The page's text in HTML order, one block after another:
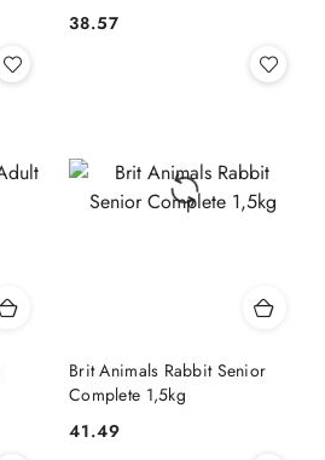
Cena:
38.57
Brit Animals Rabbit Senior
Complete 1,5kg
Cena:
41.49